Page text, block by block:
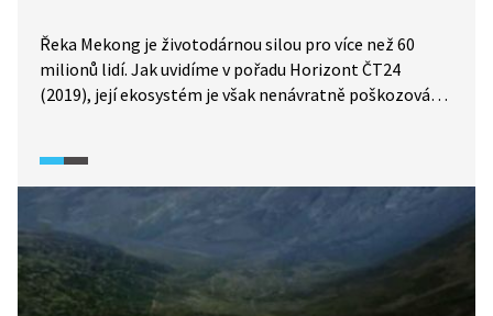
Řeka Mekong je životodárnou silou pro více než 60
milionů lidí. Jak uvidíme v pořadu Horizont ČT24
(2019), její ekosystém je však nenávratně poškozován
jak dosáhnout svého – to znamená geopolitického
a ekonomického vlivu. Tradiční komunity, které žijí níže
po proudu, však politické hrátky nezajímají, jde jim
především o obživu. Ke sporům se v následném
rozhovoru vyjádří politolog Michael Romancov.